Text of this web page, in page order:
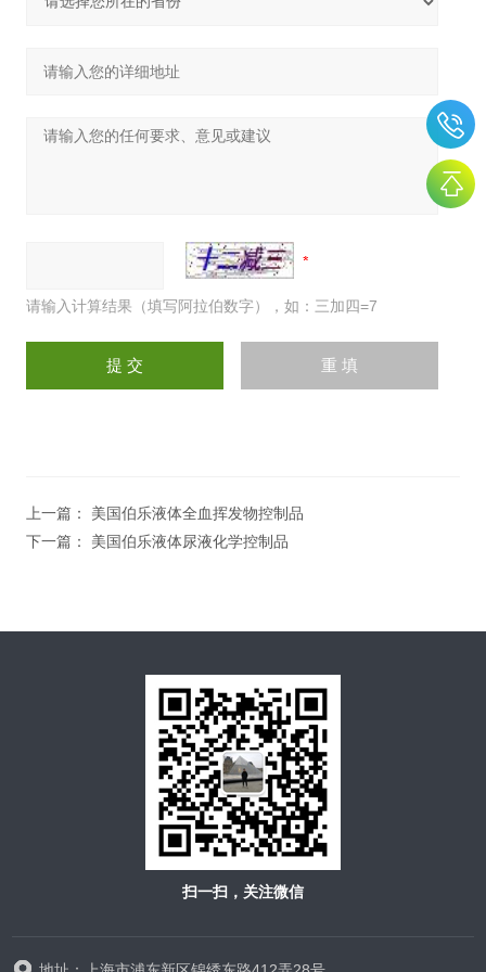
请输入计算结果（填写阿拉伯数字），如：三加四=7
上一篇： 美国伯乐液体全血挥发物控制品
下一篇： 美国伯乐液体尿液化学控制品
扫一扫，关注微信